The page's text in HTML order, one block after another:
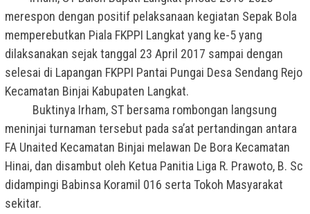
merespon dengan positif pelaksanaan kegiatan Sepak Bola
memperebutkan Piala FKPPI Langkat yang ke-5 yang
dilaksanakan sejak tanggal 23 April 2017 sampai dengan
selesai di Lapangan FKPPI Pantai Pungai Desa Sendang Rejo
Kecamatan Binjai Kabupaten Langkat.
Buktinya Irham, ST bersama rombongan langsung
meninjai turnaman tersebut pada sa’at pertandingan antara
FA Unaited Kecamatan Binjai melawan De Bora Kecamatan
Hinai, dan disambut oleh Ketua Panitia Liga R. Prawoto, B. Sc
didampingi Babinsa Koramil 016 serta Tokoh Masyarakat
sekitar.